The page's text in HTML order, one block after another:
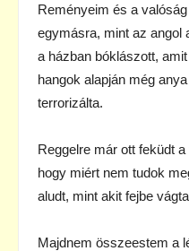
Reményeim és a
egymásra, mint az angol
a házban bóklászott,
hangok alapján még
terrorizálta.
Reggelre már ott feküdt
hogy miért nem tudok
aludt, mint akit fejbe
Majdnem összeestem a